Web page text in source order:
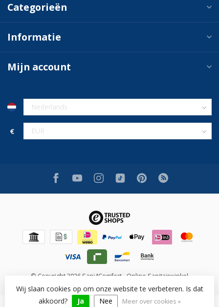
Categorieën
Informatie
Mijn account
€
© Copyright 2026 Sani4Comfort - Online Sanitairwinkel
Beoordeling op [review_system] voor [shop_name]: [rating]/10
Wij slaan cookies op om onze website te verbeteren. Is dat
akkoord?
Ja Nee Meer over cookies »